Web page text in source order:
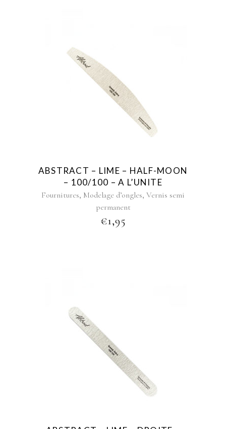
ABSTRACT – LIME – HALF-MOON
– 100/100 – A L’UNITE
Fournitures, Modelage d’ongles, Vernis semi
permanent
€1,95